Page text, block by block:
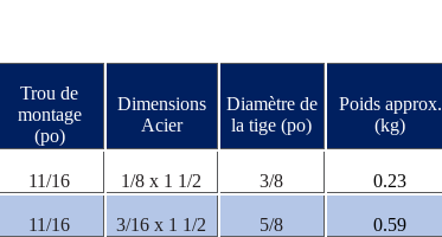
Trou de
montage
(po)
Dimensions
Acier
Diamètre de
la tige (po)
Poids approx.
(kg)
11/16 1/8 x 1 1/2 3/8 0.23
11/16 3/16 x 1 1/2 5/8 0.59